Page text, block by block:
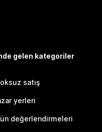
gelen kategoriler
satış
yerleri
değerlendirmeleri